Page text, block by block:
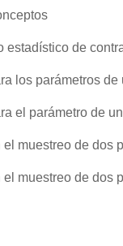
estadístico de
los parámetros
el parámetro de
el muestreo de dos
el muestreo de dos